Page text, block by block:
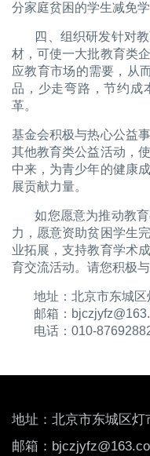
分家庭贫困的学生减免学
四、组织研发针对教
材，可使一大批教育类
应教育市场的需要，从
品，少走弯路，节约成
革。
基金会积极与热心公益
其他教育类公益活动，
中来，为青少年的健康
展贡献力量。
如您愿意为推动教育
力，愿意资助贫困学生
业拓展，支持教育学术
育交流活动。请您积极与
地址：北京市东城区
邮箱：
电话：010-
地址 ：北京市东城区
邮箱：